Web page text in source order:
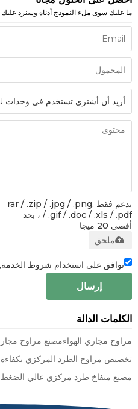
ما عليك سوى ملء النموذج أدناه وسنرد عليك في
يدعم فقط .rar / .zip / .jpg / .png
/ .gif / .doc / .xls / .pdf ، بحد
أقصى 20 ميجا
ملحق
توافق على استخدام شروط الخدمة,
إرسال
الكلمات الدالة
مراوح مجاري الهواءمصنع مراوح
تخصيص مراوح الطرد المركزي بكفاءة
مصنع منفاخ طرد مركزي عالي الضغط